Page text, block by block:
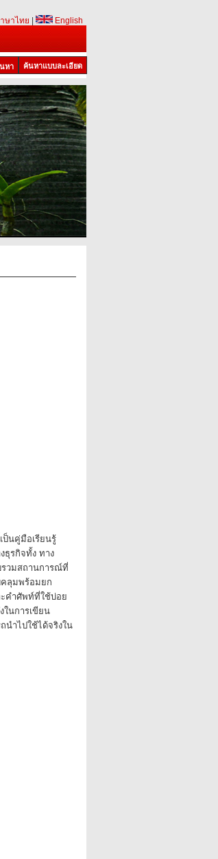
ษาไทย
English
ค้นหาแบบละเอียด
ป็นคู่มือเรียนรู้
ธุรกิจทั้ง ทาง
รวมสถานการณ์ที่
คลุมพร้อมยก
ะคำศัพท์ที่ใช้บ่อย
ในการเขียน
นำไปใช้ได้จริงใน